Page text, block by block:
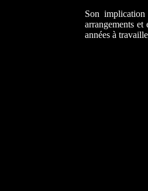
Son
arrangements
années à